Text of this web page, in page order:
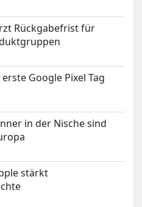
Rückgabefrist für
Google Pixel Tag
in der Nische sind
stärkt